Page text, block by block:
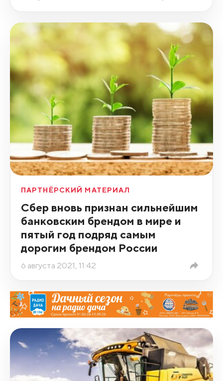
ПАРТНЁРСКИЙ МАТЕРИАЛ
Сбер вновь признан сильнейшим
банковским брендом в мире и
пятый год подряд самым
дорогим брендом России
6 августа 2021, 11:42